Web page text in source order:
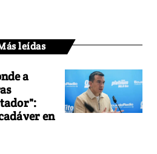
leídas
a
en